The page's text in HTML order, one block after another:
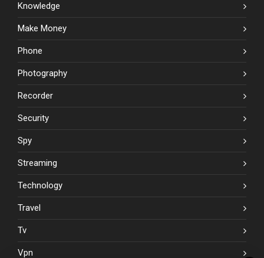
Knowledge
Make Money
Phone
Photography
Recorder
Security
Spy
Streaming
Technology
Travel
Tv
Vpn